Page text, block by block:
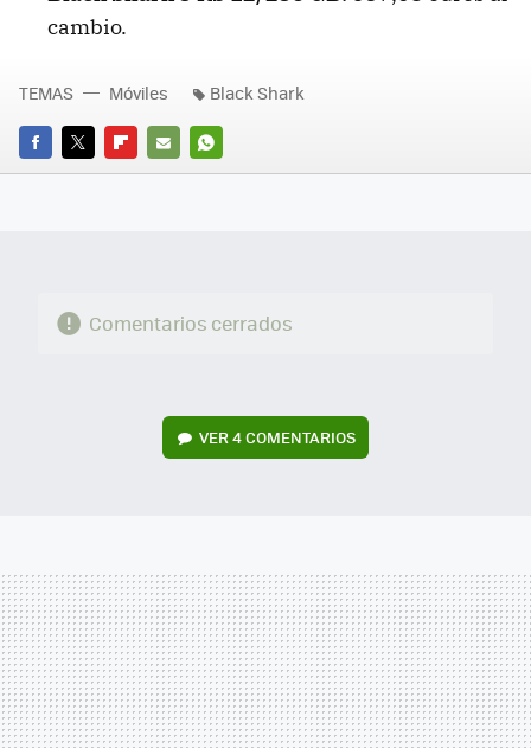
cambio.
FACEBOOK
TWITTERFLIPBOARD
E-
WHATSAPP
TEMAS Móviles Black Shark
Comentarios cerrados
VER4 COMENTARIOS